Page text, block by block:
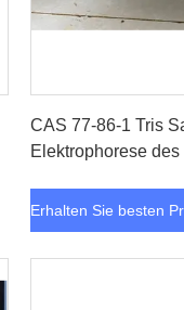
CAS 77-86-1 Tris
Elektrophorese
Erhalten Sie besten